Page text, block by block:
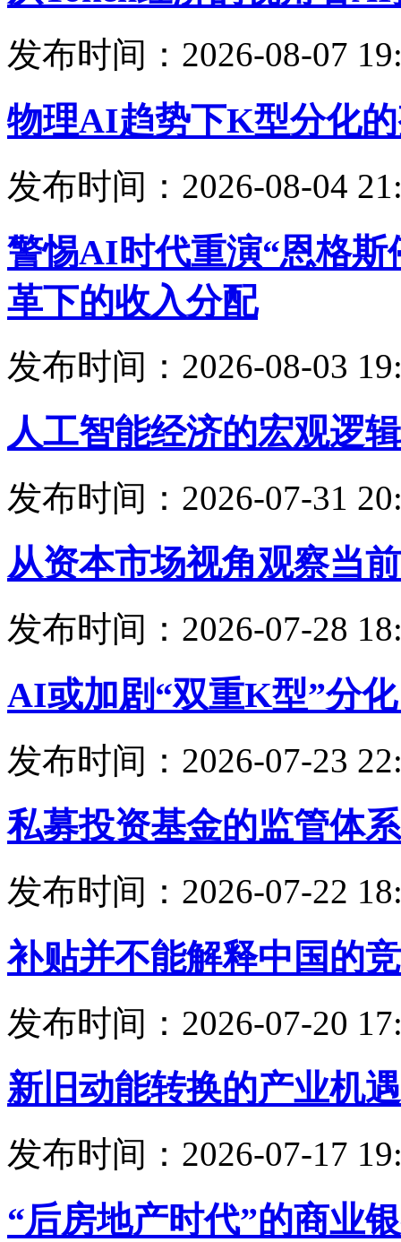
发布时间：2026-08-07
物理AI趋势下K型分化
发布时间：2026-08-04
警惕AI时代重演“恩格
革下的收入分配
发布时间：2026-08-03
人工智能经济的宏观逻
发布时间：2026-07-31
从资本市场视角观察当
发布时间：2026-07-28
AI或加剧“双重K型”分
发布时间：2026-07-23
私募投资基金的监管体
发布时间：2026-07-22
补贴并不能解释中国的
发布时间：2026-07-20
新旧动能转换的产业机
发布时间：2026-07-17
“后房地产时代”的商业